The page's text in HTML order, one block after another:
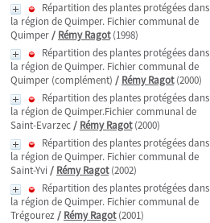
Répartition des plantes protégées dans
la région de Quimper. Fichier communal de
Quimper/ Rémy Ragot(1998)
Répartition des plantes protégées dans
la région de Quimper. Fichier communal de
Quimper (complément) / Rémy Ragot(2000)
Répartition des plantes protégées dans
la région de Quimper.Fichier communal de
Saint-Evarzec/ Rémy Ragot(2000)
Répartition des plantes protégées dans
la région de Quimper. Fichier communal de
Saint-Yvi/ Rémy Ragot(2002)
Répartition des plantes protégées dans
la région de Quimper. Fichier communal de
Trégourez/ Rémy Ragot(2001)